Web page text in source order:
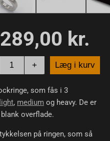
289,00 kr.
+ Læg i kurv
som fås i 3
light, medium og heavy. De er
overflade.
på ringen, som så